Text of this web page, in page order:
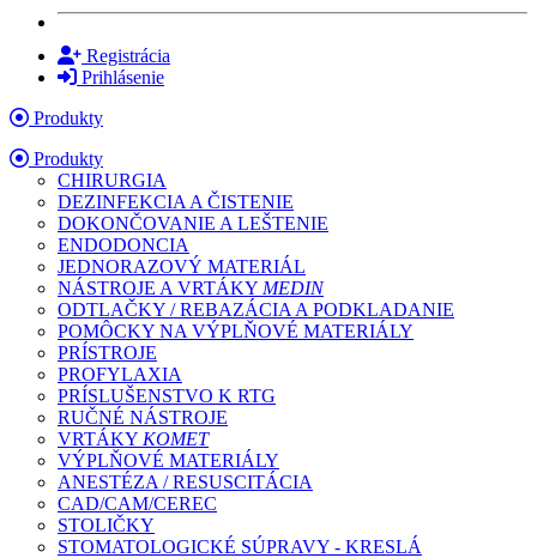
Registrácia
Prihlásenie
Produkty
Produkty
CHIRURGIA
DEZINFEKCIA A ČISTENIE
DOKONČOVANIE A LEŠTENIE
ENDODONCIA
JEDNORAZOVÝ MATERIÁL
NÁSTROJE A VRTÁKY MEDIN
ODTLAČKY / REBAZÁCIA A PODKLADANIE
POMÔCKY NA VÝPLŇOVÉ MATERIÁLY
PRÍSTROJE
PROFYLAXIA
PRÍSLUŠENSTVO K RTG
RUČNÉ NÁSTROJE
VRTÁKY KOMET
VÝPLŇOVÉ MATERIÁLY
ANESTÉZA / RESUSCITÁCIA
CAD/CAM/CEREC
STOLIČKY
STOMATOLOGICKÉ SÚPRAVY - KRESLÁ